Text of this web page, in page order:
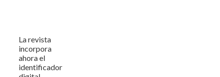
La revista
incorpora
ahora el
identificador